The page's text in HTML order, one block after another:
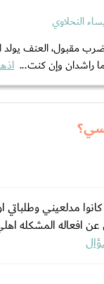
النحلاوي
العنف يولد
راشدان وإن كنت...
مدلعيني وطلباتي
المشكله